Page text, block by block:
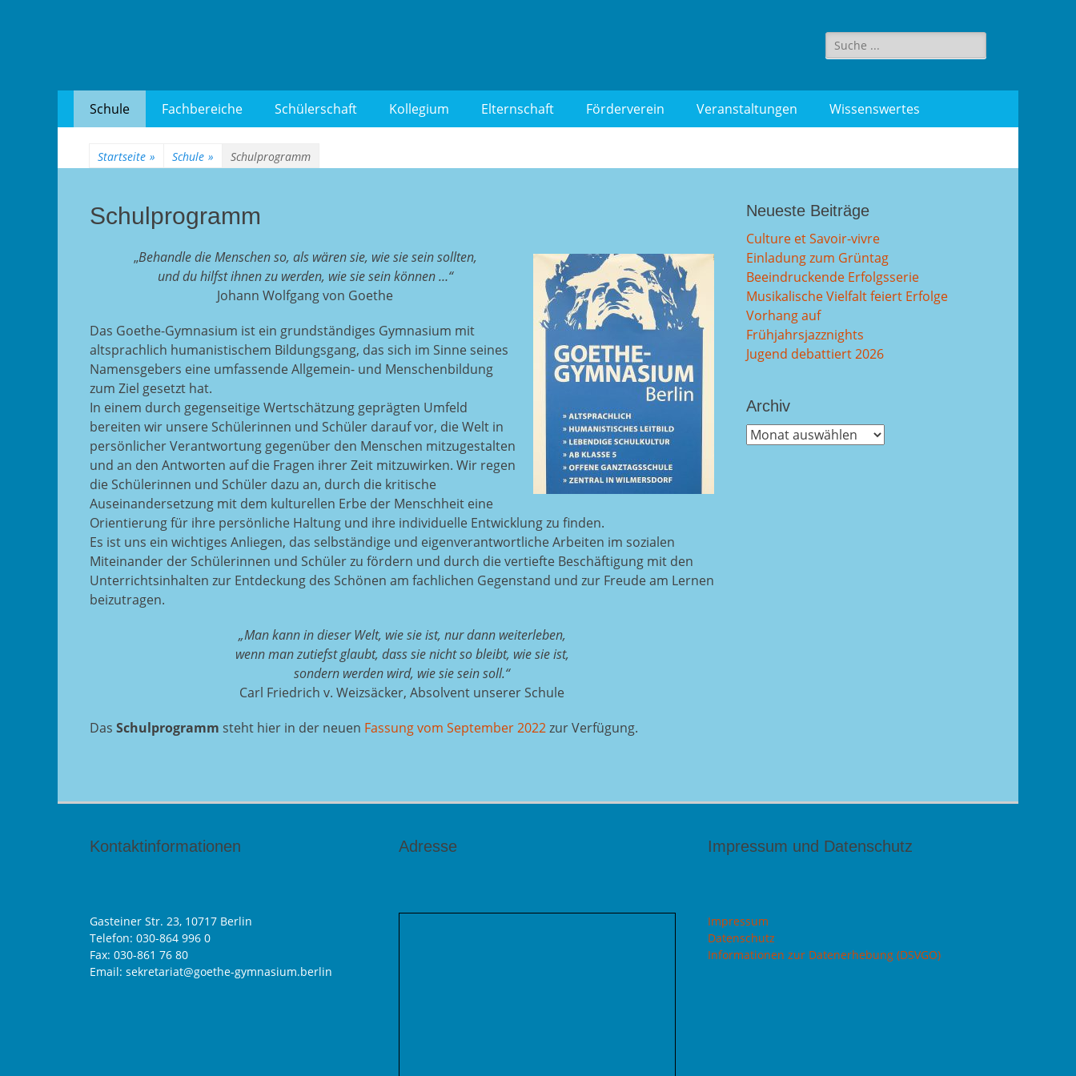
Suche
für:
Erstes
Menü
Inhalt:
Schule Fachbereiche Schülerschaft Kollegium Elternschaft Förderverein Veranstaltungen Wissenswertes
Startseite » Schule » Schulprogramm
Schulprogramm
„Behandle die Menschen so, als wären sie, wie sie sein sollten,
und du hilfst ihnen zu werden, wie sie sein können …“
Johann Wolfgang von Goethe
Das Goethe-Gymnasium ist ein grundständiges Gymnasium mit
altsprachlich humanistischem Bildungsgang, das sich im Sinne seines
Namensgebers eine umfassende Allgemein- und Menschenbildung
zum Ziel gesetzt hat.
In einem durch gegenseitige Wertschätzung geprägten Umfeld
bereiten wir unsere Schülerinnen und Schüler darauf vor, die Welt in
persönlicher Verantwortung gegenüber den Menschen mitzugestalten
und an den Antworten auf die Fragen ihrer Zeit mitzuwirken. Wir regen
die Schülerinnen und Schüler dazu an, durch die kritische
Auseinandersetzung mit dem kulturellen Erbe der Menschheit eine
Orientierung für ihre persönliche Haltung und ihre individuelle Entwicklung zu finden.
Es ist uns ein wichtiges Anliegen, das selbständige und eigenverantwortliche Arbeiten im sozialen
Miteinander der Schülerinnen und Schüler zu fördern und durch die vertiefte Beschäftigung mit den
Unterrichtsinhalten zur Entdeckung des Schönen am fachlichen Gegenstand und zur Freude am Lernen
beizutragen.
„Man kann in dieser Welt, wie sie ist, nur dann weiterleben,
wenn man zutiefst glaubt, dass sie nicht so bleibt, wie sie ist,
sondern werden wird, wie sie sein soll.“
Carl Friedrich v. Weizsäcker, Absolvent unserer Schule
Das Schulprogramm steht hier in der neuen Fassung vom September 2022zur Verfügung.
Neueste Beiträge
Culture et Savoir-vivre
Einladung zum Grüntag
Beeindruckende Erfolgsserie
Musikalische Vielfalt feiert Erfolge
Vorhang auf
Frühjahrsjazznights
Jugend debattiert 2026
Archiv
Archiv
Kontaktinformationen
Gasteiner Str. 23, 10717 Berlin
Telefon: 030-864 996 0
Fax: 030-861 76 80
Email: sekretariat@goethe-gymnasium.berlin
Adresse Impressum und Datenschutz
Impressum
Datenschutz
Informationen zur Datenerhebung (DSVGO)